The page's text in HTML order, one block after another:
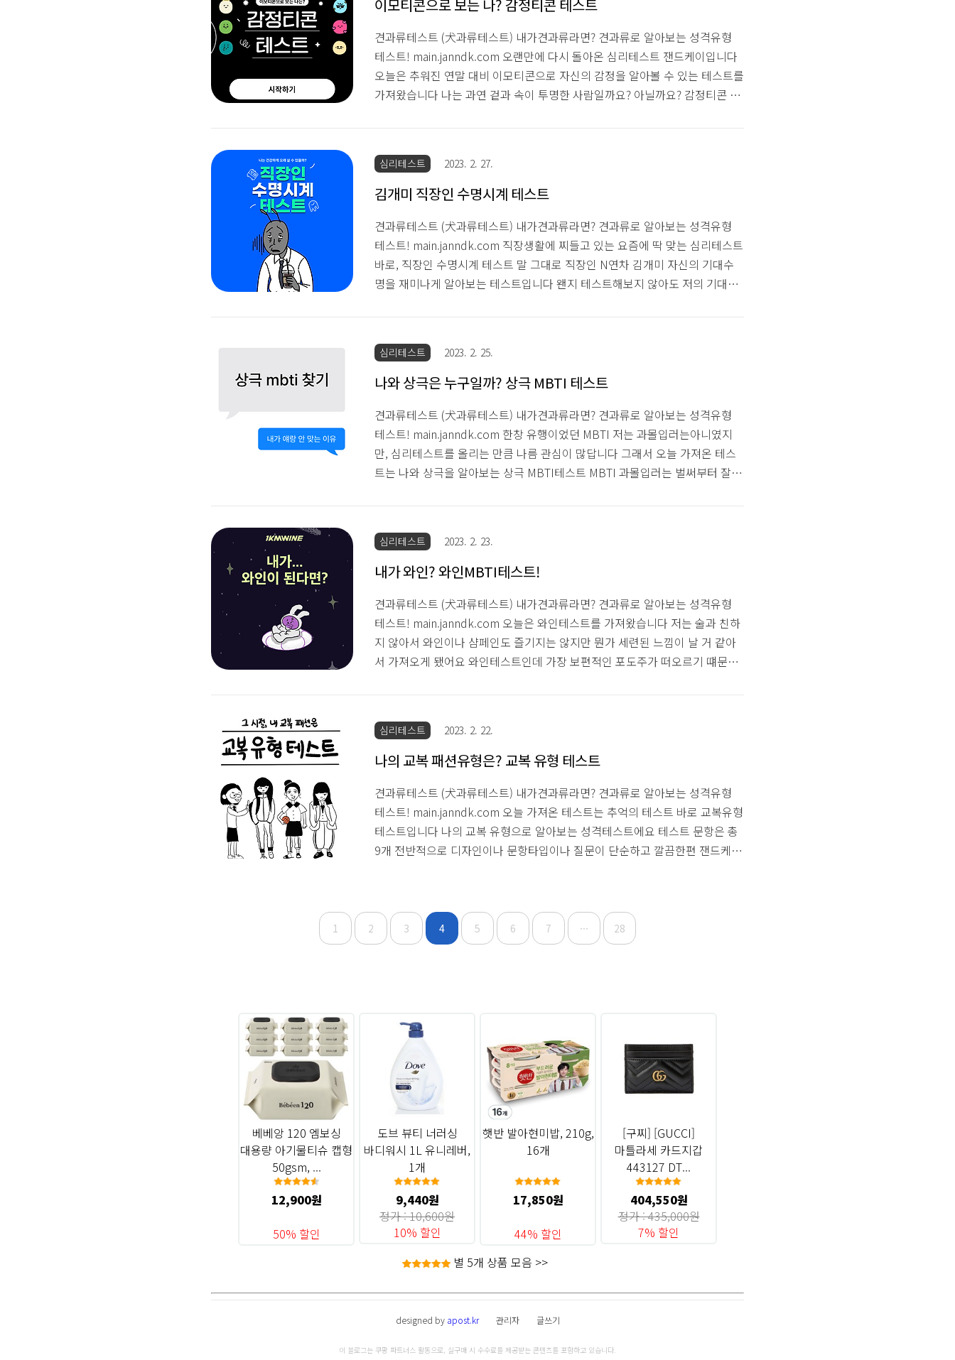
이모티콘으로 보는 나? 감정티콘 테스트
견과류테스트 (犬과류테스트) 내가견과류라면? 견과류로 알아보는 성격유형
테스트! main.janndk.com 오랜만에 다시 돌아온 심리테스트 잰드케이입니다
오늘은 추워진 연말 대비 이모티콘으로 자신의 감정을 알아볼 수 있는 테스트를
가져왔습니다 나는 과연 겉과 속이 투명한 사람일까요? 아닐까요? 감정티콘 테
감정티콘테스트는 상황에 대한 두 가지 답변 택으로 구성되어 있습니다 성향 파
악위주의 문항들 감정티콘이라는 이름에 걸맞게 질문문항에 따라 위에 이모티
콘이 하나씩 생겨나는 거도 볼만한 요소네요 두둥 잰드케이의 결과는 흠냐뤼티
심리테스트 2023. 2. 27.
김개미 직장인 수명시계 테스트
견과류테스트 (犬과류테스트) 내가견과류라면? 견과류로 알아보는 성격유형
테스트! main.janndk.com 직장생활에 찌들고 있는 요즘에 딱 맞는 심리테스트
바로, 직장인 수명시계 테스트 말 그대로 직장인 N연차 김개미 자신의 기대수
명을 재미나게 알아보는 테스트입니다 왠지 테스트해보지 않아도 저의 기대수
없어지는 느낌을 받았어요 ㅋㅋㅋㅋㅋㅋㅋㅋㅋㅋㅋㅋ 무슨 느낌인지 해보시면
아실 겁니다 잰드케이의 결과는 바로 기대수명 5년 아직 되돌리기에 늦지 않았
다고 해요 무기력해지는 일상에 쳐지는 나 자극적인 음식을 줄이고 운동을 해야
심리테스트 2023. 2. 25.
나와 상극은 누구일까? 상극 MBTI 테스트
견과류테스트 (犬과류테스트) 내가견과류라면? 견과류로 알아보는 성격유형
테스트! main.janndk.com 한창 유행이었던 MBTI 저는 과몰입러는아니였지
만, 심리테스트를 올리는 만큼 나름 관심이 많답니다 그래서 오늘 가져온 테스
트는 나와 상극을 알아보는 상극 MBTI테스트 MBTI 과몰입러는 벌써부터 잘
와 상극은 ENTJ 저는 평소에 INFJ / INTJ가 나온답니다 모든 결정이 순식간에
끝나 결정에 의문이 들고 직설적인 화법과 정 없고 냉정한 마인드가 안 맞는다
고 생각한대요 그런 거 같기도 하고 상극테스트이지만 역지사지처럼 상극의
심리테스트 2023. 2. 23.
내가 와인? 와인MBTI테스트!
견과류테스트 (犬과류테스트) 내가견과류라면? 견과류로 알아보는 성격유형
테스트! main.janndk.com 오늘은 와인테스트를 가져왔습니다 저는 술과 친하
지 않아서 와인이나 샴페인도 즐기지는 않지만 뭔가 세련된 느낌이 날 거 같아
서 가져오게 됐어요 와인테스트인데 가장 보편적인 포도주가 떠오르기 떄문인
실 와인에 무지해서 어떤 와인인지도 잘 모르겠네요ㅠㅠ 네이버에는 수수께끼
포도라고도 하고 테스트 결과는 와인테스트이다 보니 술자리에서의 나의 모습
에 대한 설명이 나와요 내가 주도하는 술자리는 피하고 좋아하는 주제가 생기면
심리테스트 2023. 2. 22.
나의 교복 패션유형은? 교복 유형 테스트
견과류테스트 (犬과류테스트) 내가견과류라면? 견과류로 알아보는 성격유형
테스트! main.janndk.com 오늘 가져온 테스트는 추억의 테스트 바로 교복유형
테스트입니다 나의 교복 유형으로 알아보는 성격테스트에요 테스트 문항은 총
9개 전반적으로 디자인이나 문항타입이나 질문이 단순하고 깔끔한편 잰드케이
반대같은데요ㅋㅋㅋㅋㅋㅋ 여러분은 결과가 잘 맞으시나요?테스트 해보세요
~~ 밥비티아이 (밥BTI) 내가 밥이라면? 밥으로 알아보는 성격유형 테스트!
main.janndk.com 교복 유형 테스트 그 시절, 내 교복 패션은 poomang.com
1 2 3 4 5 6 7 ··· 28
베베앙 120 엠보싱
대용량 아기물티슈 캡형
50gsm, ...
12,900원
50% 할인
도브 뷰티 너러싱
바디워시 1L 유니레버,
1개
9,440원
정가 : 10,600원
10% 할인
햇반 발아현미밥, 210g,
16개
17,850원
44% 할인
[구찌] [GUCCI]
마틀라세 카드지갑
443127 DT...
404,550원
정가 : 435,000원
7% 할인
별 5개 상품 모음 >>
designed by apost.kr 관리자 글쓰기
이 블로그는 쿠팡 파트너스 활동으로, 실구매 시 수수료를 제공받는 콘텐츠를 포함하고 있습니다.